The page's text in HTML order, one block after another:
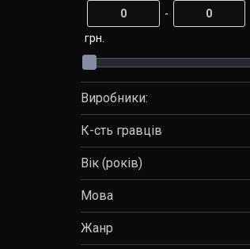
-
грн.
Виробники:
К-сть гравців
Вік (років)
Мова
Жанр